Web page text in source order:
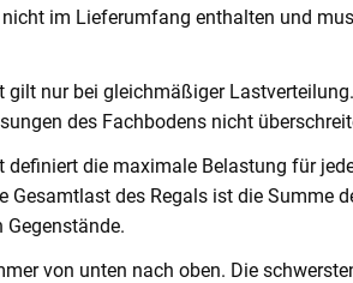
im Lieferumfang enthalten und
gilt nur bei gleichmäßiger
des Fachbodens nicht
definiert die maximale Belastung für
Gesamtlast des Regals ist die Summe
Gegenstände.
von unten nach oben. Die